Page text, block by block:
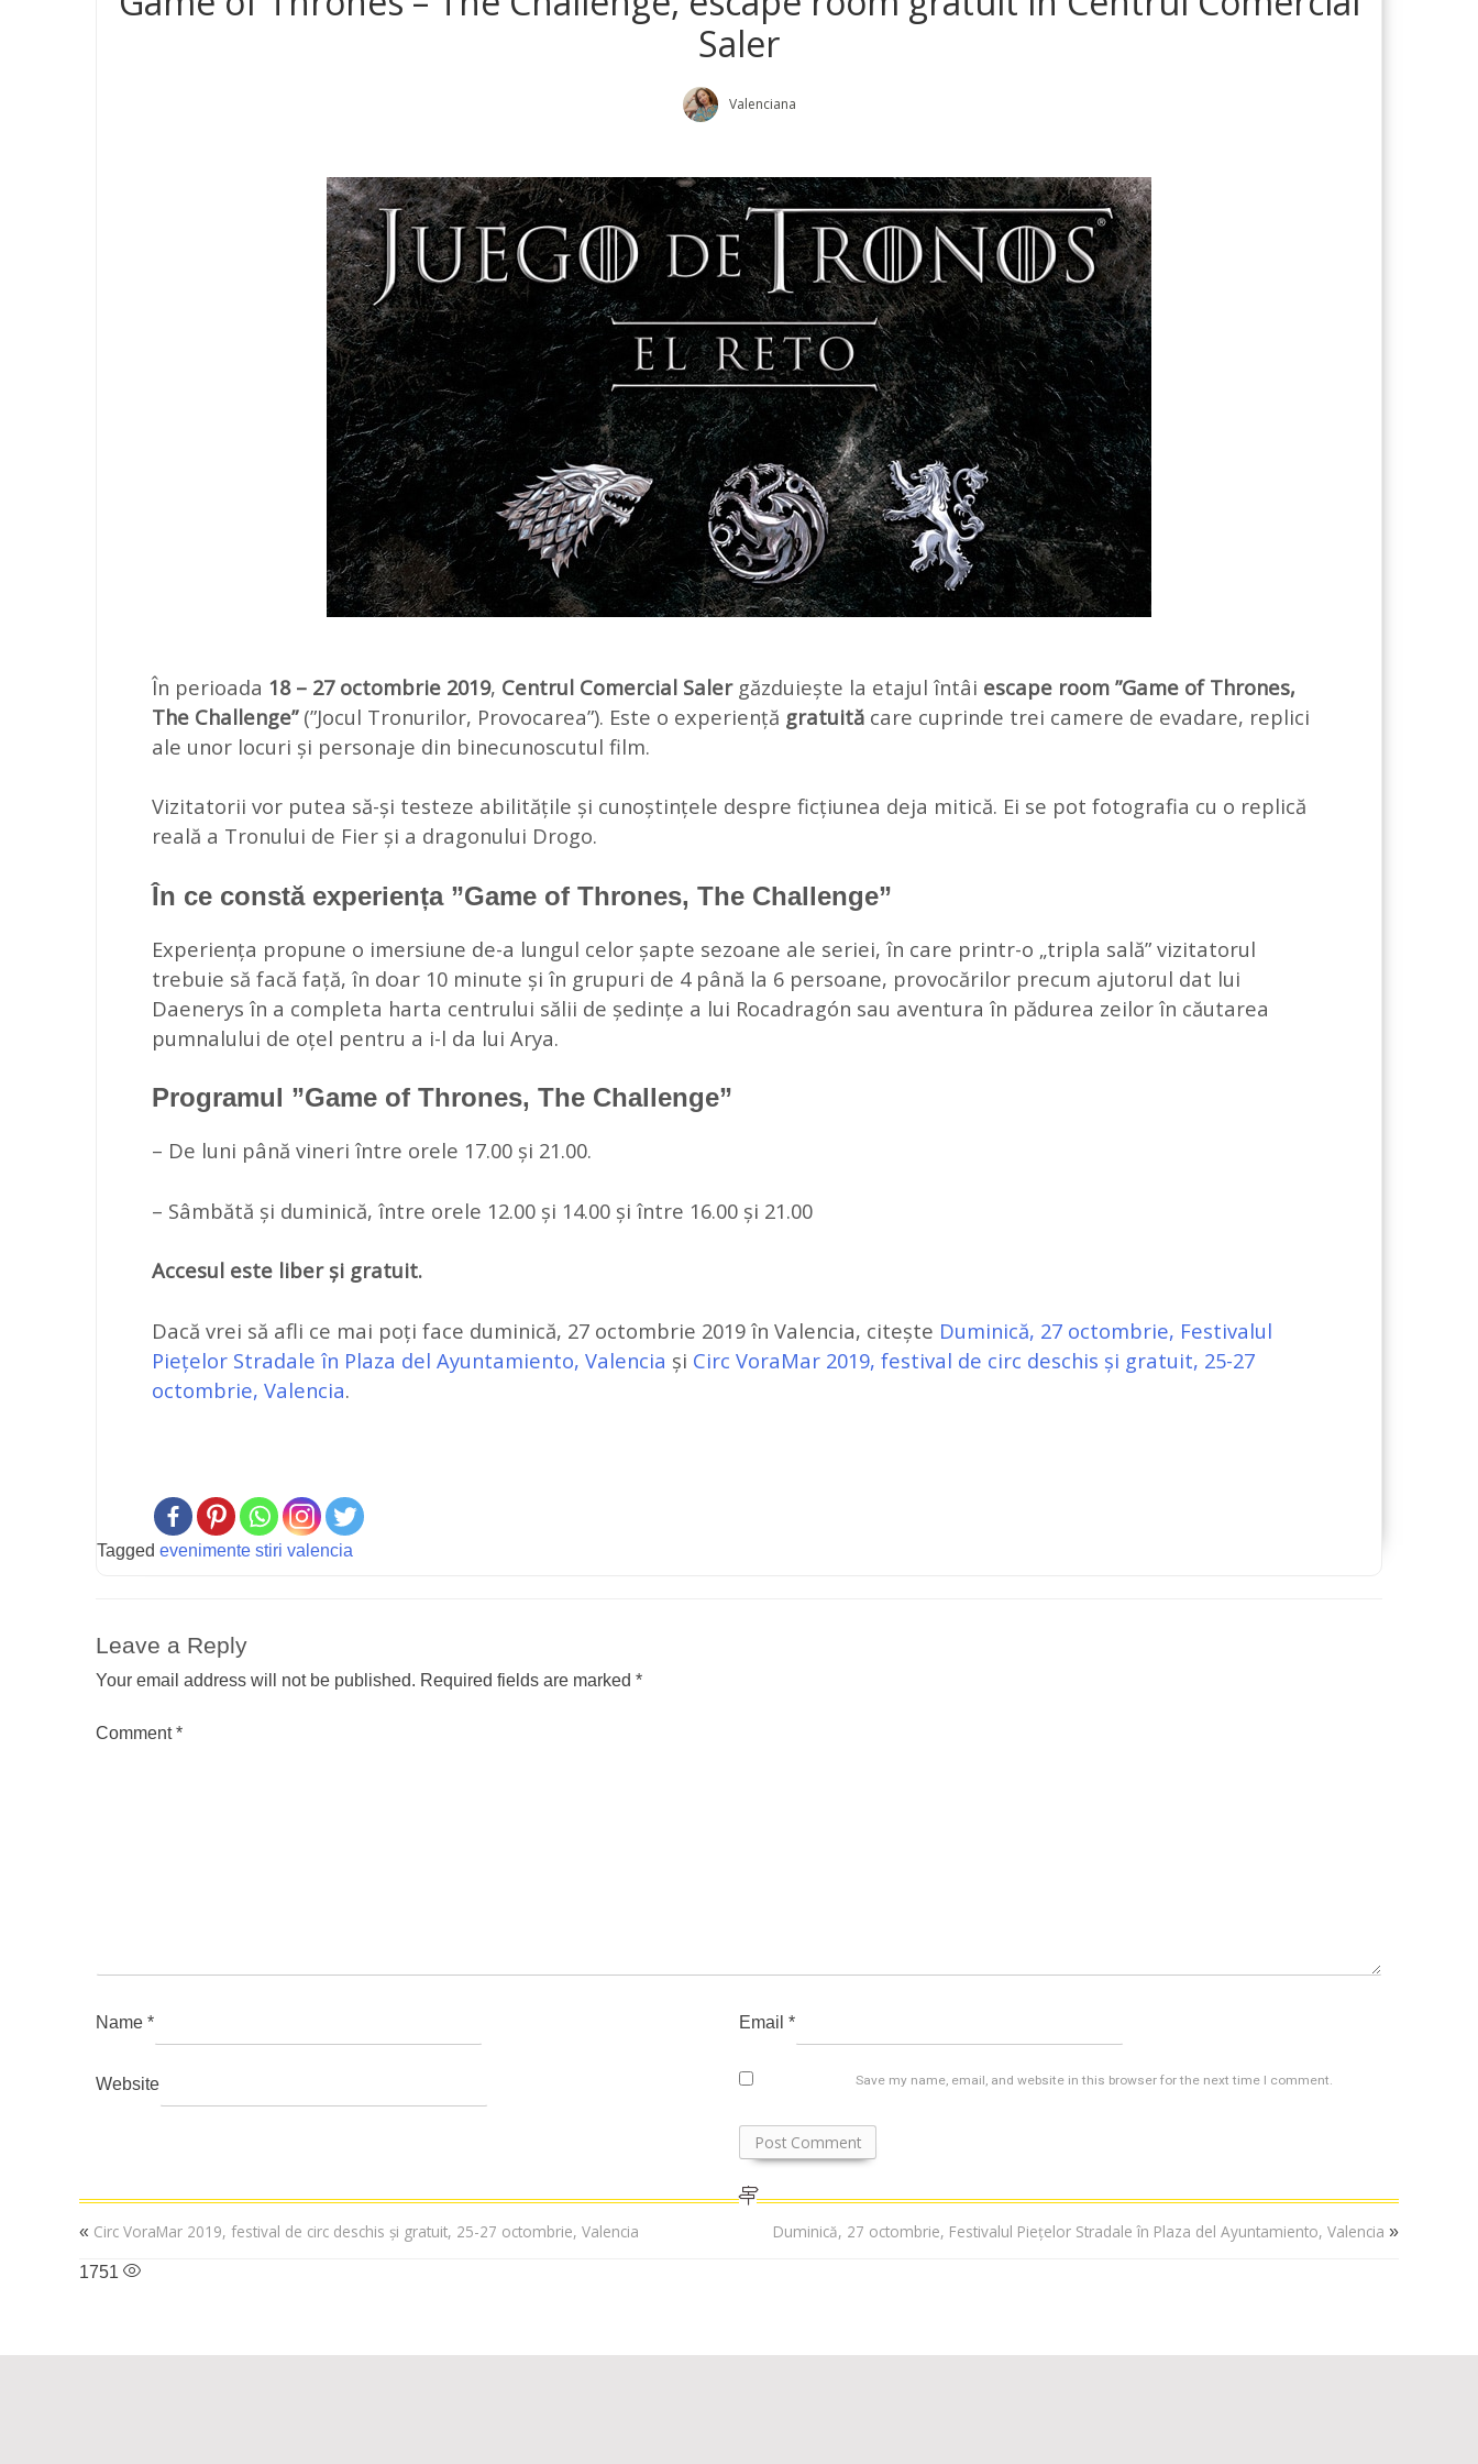
Saler
Valenciana
În perioada 18 – 27 octombrie 2019, Centrul Comercial Salergăzduiește la etajul întâi escape room ”Game of Thrones,
The Challenge” (”Jocul Tronurilor, Provocarea”). Este o experiență gratuită care cuprinde trei camere de evadare, replici
ale unor locuri și personaje din binecunoscutul film.
Vizitatorii vor putea să-și testeze abilitățile și cunoștințele despre ficțiunea deja mitică. Ei se pot fotografia cu o replică
reală a Tronului de Fier și a dragonului Drogo.
În ce constă experiența ”Game of Thrones, The Challenge”
Experiența propune o imersiune de-a lungul celor șapte sezoane ale seriei, în care printr-o „tripla sală” vizitatorul
trebuie să facă față, în doar 10 minute și în grupuri de 4 până la 6 persoane, provocărilor precum ajutorul dat lui
Daenerys în a completa harta centrului sălii de ședințe a lui Rocadragón sau aventura în pădurea zeilor în căutarea
pumnalului de oțel pentru a i-l da lui Arya.
Programul ”Game of Thrones, The Challenge”
– De luni până vineri între orele 17.00 și 21.00.
– Sâmbătă și duminică, între orele 12.00 și 14.00 și între 16.00 și 21.00
Accesul este liber și gratuit.
Dacă vrei să afli ce mai poți face duminică, 27 octombrie 2019 în Valencia, citește Duminică, 27 octombrie, Festivalul
Piețelor Stradale în Plaza del Ayuntamiento, Valencia și Circ VoraMar 2019, festival de circ deschis și gratuit, 25-27
octombrie, Valencia.
Tagged evenimente stiri valencia
Leave a Reply
Your email address will not be published. Required fields are marked *
Comment*
Name * Email *
Website Save my name, email, and website in this browser for the next time I comment.
« Circ VoraMar 2019, festival de circ deschis și gratuit, 25-27 octombrie, Valencia Duminică, 27 octombrie, Festivalul Piețelor Stradale în Plaza del Ayuntamiento, Valencia »
1751